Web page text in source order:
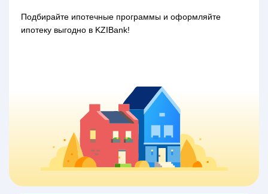
Подбирайте ипотечные программы и оформляйте
ипотеку выгодно в KZIBank!